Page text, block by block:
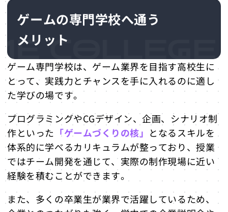
ゲームの専門学校へ通う
メリット
ゲーム専門学校は、ゲーム業界を目指す高校生に
とって、実践力とチャンスを手に入れるのに適し
た学びの場です。
プログラミングやCGデザイン、企画、シナリオ制
作といった 「ゲームづくりの核」 となるスキルを
体系的に学べるカリキュラムが整っており、授業
ではチーム開発を通じて、実際の制作現場に近い
経験を積むことができます。
また、多くの卒業生が業界で活躍しているため、